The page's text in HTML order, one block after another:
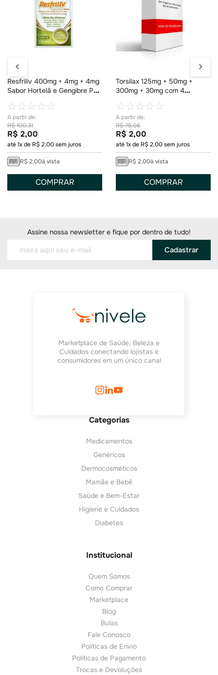
Resfriliv 400mg + 4mg + 4mg
Sabor Hortelã e Gengibre Pó
para Solução 1 Envelope de
5g
☆☆☆☆☆
R$100,31
R$ 2,00
até1x de R$2,00sem juros
R$ 2,00à vista
COMPRAR
Torsilax 125mg + 50mg +
300mg + 30mg com 4
☆☆☆☆☆
R$75,06
R$ 2,00
até1x de R$2,00sem juros
R$ 2,00à vista
COMPRAR
Assine nossa newsletter e fique por dentro de tudo!
Cadastrar
Marketplace de Saúde, Beleza e
Cuidados conectando lojistas e
consumidores em um único canal
Categorias
Medicamentos
Genéricos
Dermocosméticos
Mamãe e Bebê
Saúde e Bem-Estar
Higiene e Cuidados
Diabetes
Institucional
Quem Somos
Como Comprar
Marketplace
Blog
Bulas
Fale Conosco
Políticas de Envio
Políticas de Pagamento
Trocas e Devoluções